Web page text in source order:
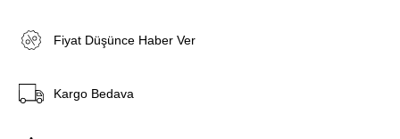
Fiyat Düşünce Haber Ver
Kargo Bedava